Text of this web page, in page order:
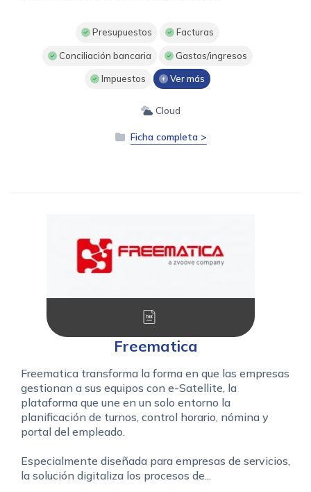
Presupuestos Facturas
Conciliación bancaria Gastos/ingresos
Impuestos Ver más
Cloud
Ficha completa >
Freematica
Freematica transforma la forma en que las empresas
gestionan a sus equipos con e-Satellite, la
plataforma que une en un solo entorno la
planificación de turnos, control horario, nómina y
portal del empleado.
Especialmente diseñada para empresas de servicios,
la solución digitaliza los procesos de...